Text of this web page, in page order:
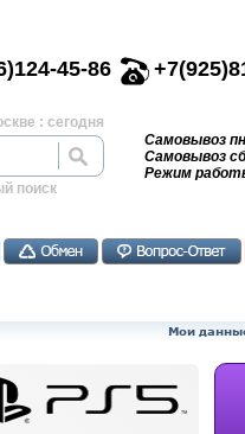
45-86
: сегодня
поиск
Самовывоз
Самовывоз
Режим
Мои